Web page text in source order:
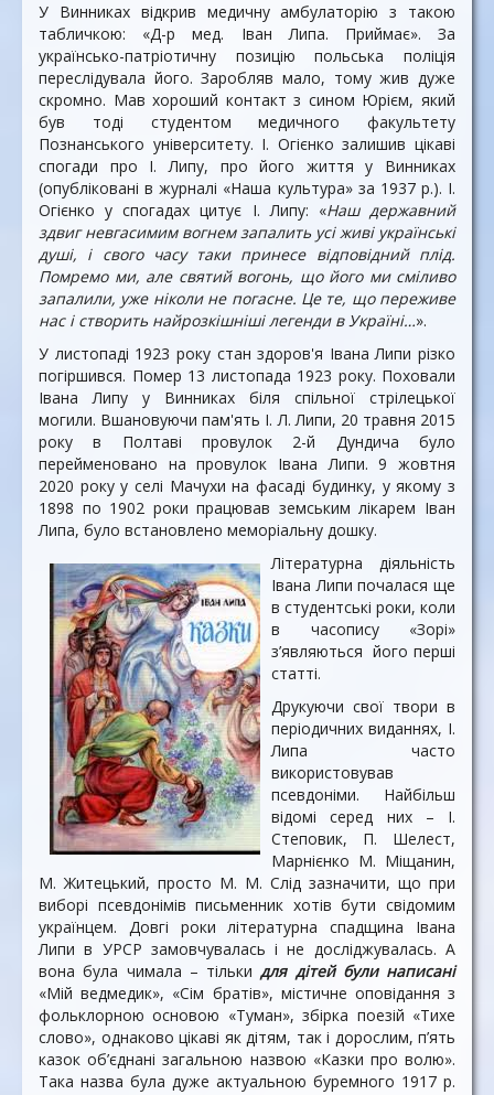
У Винниках відкрив медичну амбулаторію з такою
табличкою: «Д-р мед. Іван Липа. Приймає». За
українсько-патріотичну позицію польська поліція
переслідувала його. Заробляв мало, тому жив дуже
скромно. Мав хороший контакт з сином Юрієм, який
був тоді студентом медичного факультету
Познанського університету. І. Огієнко залишив цікаві
спогади про І. Липу, про його життя у Винниках
(опубліковані в журналі «Наша культура» за 1937 р.). І.
Огієнко у спогадах цитує І. Липу: «Наш державний
здвиг невгасимим вогнем запалить усі живі українські
душі, і свого часу таки принесе відповідний плід.
Помремо ми, але святий вогонь, що його ми сміливо
запалили, уже ніколи не погасне. Це те, що переживе
нас і створить найрозкішніші легенди в Україні…».
У листопаді 1923 року стан здоров'я Івана Липи різко
погіршився. Помер 13 листопада 1923 року. Поховали
Івана Липу у Винниках біля спільної стрілецької
могили. Вшановуючи пам'ять І. Л. Липи, 20 травня 2015
року в Полтаві провулок 2-й Дундича було
перейменовано на провулок Івана Липи. 9 жовтня
2020 року у селі Мачухи на фасаді будинку, у якому з
1898 по 1902 роки працював земським лікарем Іван
Липа, було встановлено меморіальну дошку.
Літературна діяльність
Івана Липи почалася ще
в студентські роки, коли
в часопису «Зорі»
з’являються його перші
статті.
Друкуючи свої твори в
періодичних виданнях, І.
Липа часто
використовував
псевдоніми. Найбільш
відомі серед них – І.
Степовик, П. Шелест,
Марнієнко М. Міщанин,
М. Житецький, просто М. М. Слід зазначити, що при
виборі псевдонімів письменник хотів бути свідомим
українцем. Довгі роки літературна спадщина Івана
Липи в УРСР замовчувалась і не досліджувалась. А
вона була чимала – тількидля дітей були написані
«Мій ведмедик», «Сім братів», містичне оповідання з
фольклорною основою «Туман», збірка поезій «Тихе
слово», однаково цікаві як дітям, так і дорослим, п’ять
казок об’єднані загальною назвою «Казки про волю».
Така назва була дуже актуальною буремного 1917 р.